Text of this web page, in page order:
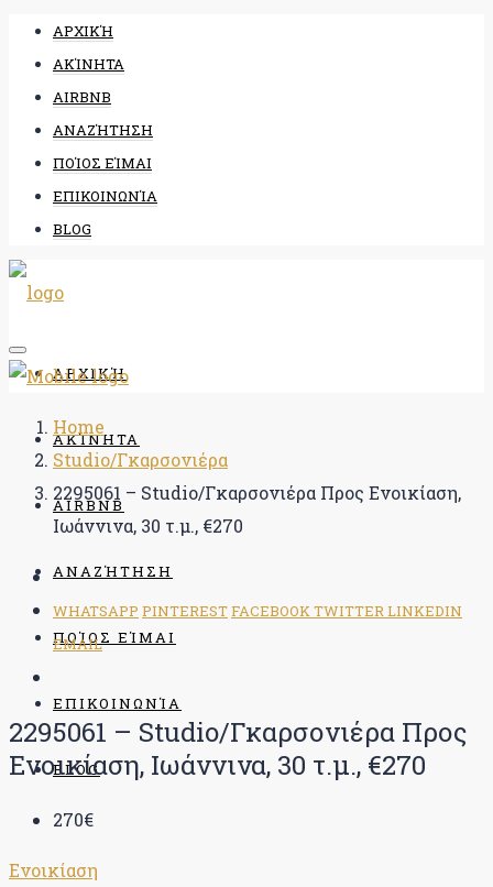
ΑΡΧΙΚΉ
ΑΚΊΝΗΤΑ
AIRBNB
ΑΝΑΖΉΤΗΣΗ
ΠΟΊΟΣ ΕΊΜΑΙ
ΕΠΙΚΟΙΝΩΝΊΑ
BLOG
ΑΡΧΙΚΉ
ΑΚΊΝΗΤΑ
AIRBNB
ΑΝΑΖΉΤΗΣΗ
ΠΟΊΟΣ ΕΊΜΑΙ
ΕΠΙΚΟΙΝΩΝΊΑ
BLOG
Home
Studio/Γκαρσονιέρα
2295061 – Studio/Γκαρσονιέρα Προς Ενοικίαση,
Ιωάννινα, 30 τ.μ., €270
WHATSAPP PINTERESTFACEBOOKTWITTERLINKEDIN
EMAIL
2295061 – Studio/Γκαρσονιέρα Προς
Ενοικίαση, Ιωάννινα, 30 τ.μ., €270
270€
Ενοικίαση